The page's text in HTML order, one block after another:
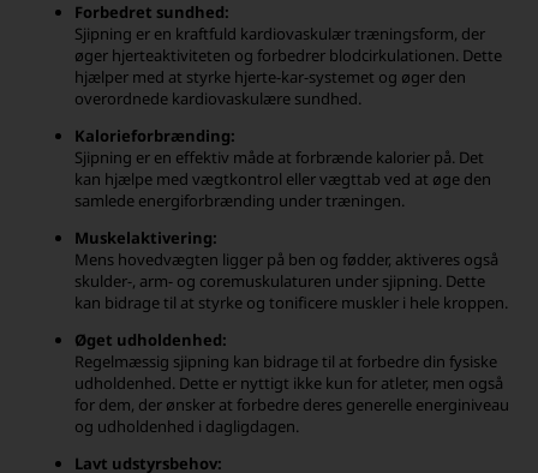
Forbedret sundhed:
Sjipning er en kraftfuld kardiovaskulær træningsform, der
øger hjerteaktiviteten og forbedrer blodcirkulationen. Dette
hjælper med at styrke hjerte-kar-systemet og øger den
overordnede kardiovaskulære sundhed.
Kalorieforbrænding:
Sjipning er en effektiv måde at forbrænde kalorier på. Det
kan hjælpe med vægtkontrol eller vægttab ved at øge den
samlede energiforbrænding under træningen.
Muskelaktivering:
Mens hovedvægten ligger på ben og fødder, aktiveres også
skulder-, arm- og coremuskulaturen under sjipning. Dette
kan bidrage til at styrke og tonificere muskler i hele kroppen.
Øget udholdenhed:
Regelmæssig sjipning kan bidrage til at forbedre din fysiske
udholdenhed. Dette er nyttigt ikke kun for atleter, men også
for dem, der ønsker at forbedre deres generelle energiniveau
og udholdenhed i dagligdagen.
Lavt udstyrsbehov: